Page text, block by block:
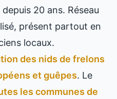
20 ans. Réseau
présent partout en
locaux.
des nids de frelons
et guêpes. Le
les communes de